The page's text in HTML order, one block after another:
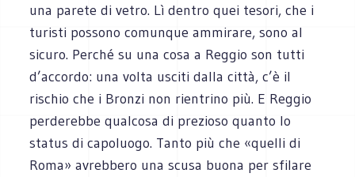
una parete di vetro. Lì dentro quei tesori, che i
turisti possono comunque ammirare, sono al
sicuro. Perché su una cosa a Reggio son tutti
d’accordo: una volta usciti dalla città, c’è il
rischio che i Bronzi non rientrino più. E Reggio
perderebbe qualcosa di prezioso quanto lo
status di capoluogo. Tanto più che «quelli di
Roma» avrebbero una scusa buona per sfilare